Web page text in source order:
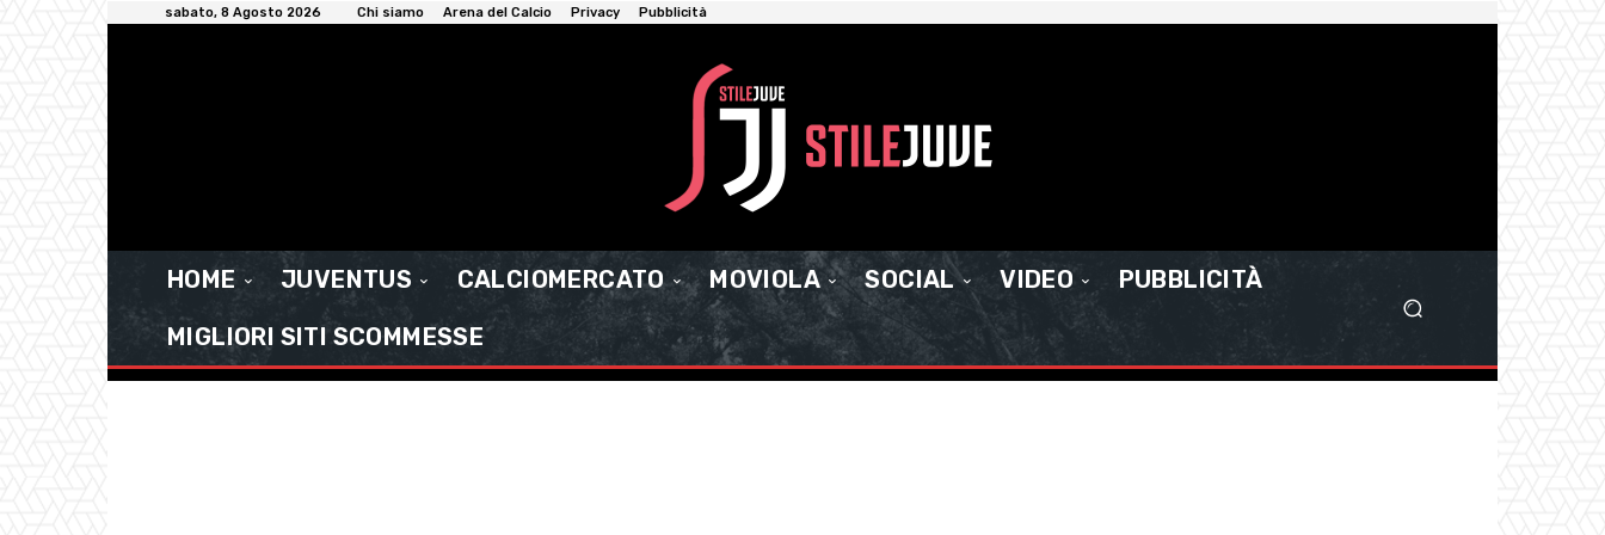
sabato, 8 Agosto 2026 Chi siamo Arena del Calcio Privacy Pubblicità
HOME JUVENTUS CALCIOMERCATO MOVIOLA SOCIAL VIDEO
PUBBLICITÀ
MIGLIORI SITI SCOMMESSE